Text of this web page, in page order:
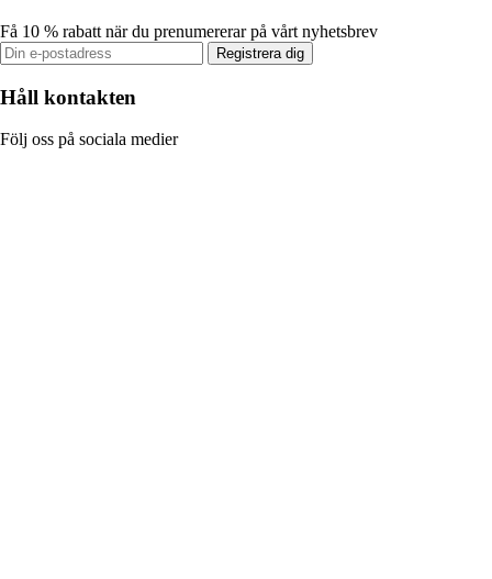
Få 10 % rabatt när du prenumererar på vårt nyhetsbrev
Registrera dig
Håll kontakten
Följ oss på sociala medier